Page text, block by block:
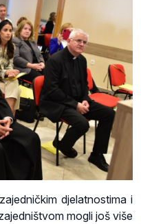
djelatnostima i
mogli još više